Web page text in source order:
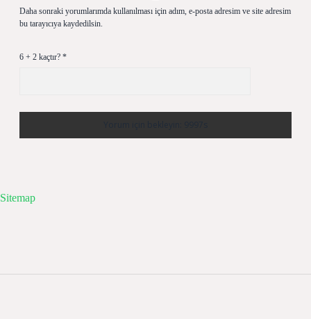
Daha sonraki yorumlarımda kullanılması için adım, e-posta adresim ve site adresim
bu tarayıcıya kaydedilsin.
6 + 2 kaçtır? *
Sitemap